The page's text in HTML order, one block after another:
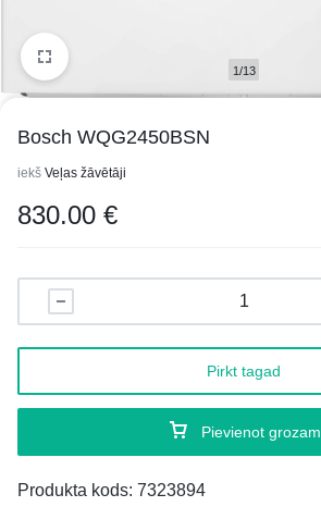
1/13
Bosch WQG2450BSN
iekš Veļas žāvētāji
830.00 €
Pievienot grozam
Pirkt tagad
Produkta kods: 7323894